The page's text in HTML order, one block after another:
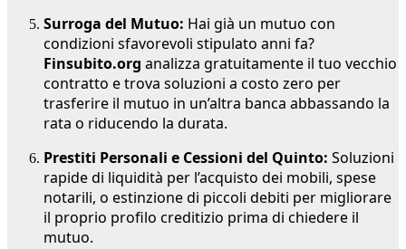
Surroga del Mutuo: Hai già un mutuo con
condizioni sfavorevoli stipulato anni fa?
Finsubito.org analizza gratuitamente il tuo vecchio
contratto e trova soluzioni a costo zero per
trasferire il mutuo in un’altra banca abbassando la
rata o riducendo la durata.
Prestiti Personali e Cessioni del Quinto: Soluzioni
rapide di liquidità per l’acquisto dei mobili, spese
notarili, o estinzione di piccoli debiti per migliorare
il proprio profilo creditizio prima di chiedere il
mutuo.